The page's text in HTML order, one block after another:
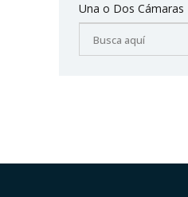
Una o Dos Cámaras